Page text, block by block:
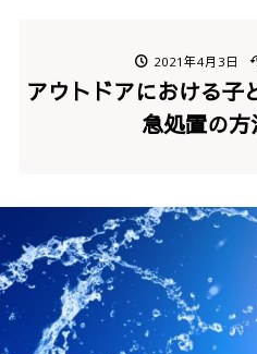
2021年4月3日
アウトドアにおける子
急処置の